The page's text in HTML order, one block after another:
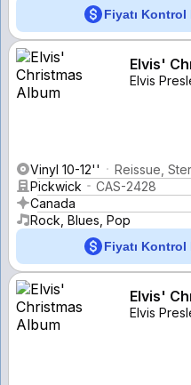
Fiyatı Kontrol
Elvis'
Elvis
Vinyl 10-12''
Reissue,
Pickwick
CAS-2428
Canada
Rock, Blues, Pop
Fiyatı Kontrol
Elvis'
Elvis